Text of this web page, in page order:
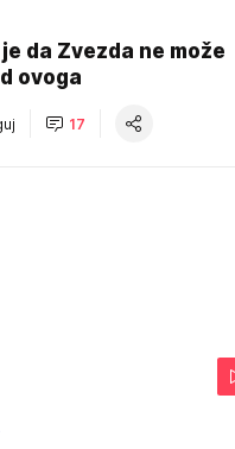
da Zvezda ne može
ovoga
17